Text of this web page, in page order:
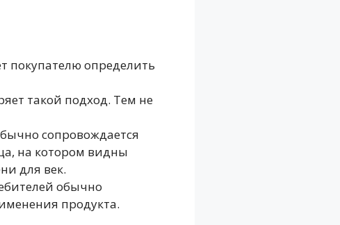
покупателю определить
такой подход. Тем не
сопровождается
на котором видны
для век.
обычно
продукта.